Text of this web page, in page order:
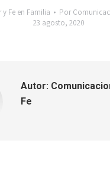
y Fe en Familia Por
23 agosto, 2020
Autor:
Fe